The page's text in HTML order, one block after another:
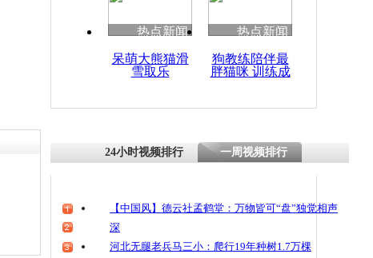
热点新闻
呆萌大熊猫滑
雪取乐
热点新闻
狗教练陪伴最
胖猫咪 训练成
24小时视频排行 一周视频排行
【中国风】德云社孟鹤堂：万物皆可“盘”独觉相声
深
河北无腿老兵马三小：爬行19年种树1.7万棵